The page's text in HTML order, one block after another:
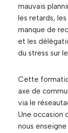
mauvais
les retards,
manque de
et les
du stress sur
Cette
axe de
via le
Une occasion
nous